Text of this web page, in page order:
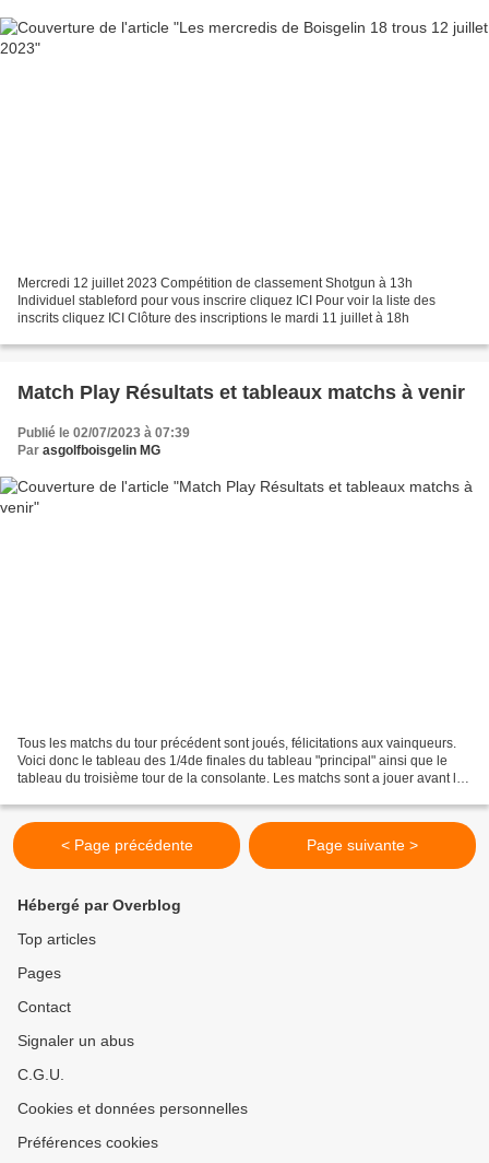
Mercredi 12 juillet 2023 Compétition de classement Shotgun à 13h
Individuel stableford pour vous inscrire cliquez ICI Pour voir la liste des
inscrits cliquez ICI Clôture des inscriptions le mardi 11 juillet à 18h
Match Play Résultats et tableaux matchs à venir
Publié le 02/07/2023 à 07:39
Par asgolfboisgelin MG
Tous les matchs du tour précédent sont joués, félicitations aux vainqueurs.
Voici donc le tableau des 1/4de finales du tableau "principal" ainsi que le
tableau du troisième tour de la consolante. Les matchs sont a jouer avant le
< Page précédente Page suivante >
Hébergé par Overblog
Top articles
Pages
Contact
Signaler un abus
C.G.U.
Cookies et données personnelles
Préférences cookies